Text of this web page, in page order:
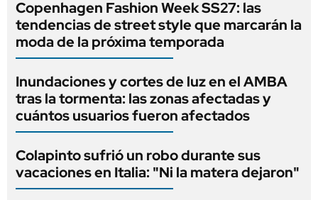
Copenhagen Fashion Week SS27: las
tendencias de street style que marcarán la
moda de la próxima temporada
Inundaciones y cortes de luz en el AMBA
tras la tormenta: las zonas afectadas y
cuántos usuarios fueron afectados
Colapinto sufrió un robo durante sus
vacaciones en Italia: "Ni la matera dejaron"